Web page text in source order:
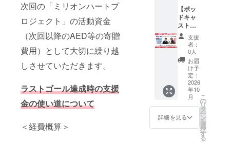
次回の「ミリオンハートプ
ロジェクト」の活動資金
（次回以降のAED等の寄贈
費用）として大切に繰り越
しさせていただきます。
ラストゴール達成時の支援
金の使い道について
＜経費概算＞
※細部デ
ザイン
は変更
になる
場合が
ござい
ます ※
梱包・
送料含
リント
ス
ター
0085−C
VT ご希
望のサ
イズを
備考欄
にご記
載くだ
さい
【アク
リル
ル
ダー】
トバッ
グ】 本
体サイ
ズ：
W360X
H370X
D110m
m 持手
サイ
ズ：
W25✕H
560m
【Tシャ
ツ】 サ
イズ：
なサイ
ズ感で
お届け
しま
す。 サ
イズ：
273✕41
0mm（
厚み：
25mm
）【直
筆サイ
ン入
り】 ※
印刷に
する
AED
ボック
スの側
面にお
名前を
記載致
します
・掲載
期間：
2026年
7月18日
から約8
年間掲
【ポッ
ドキャ
スト
「静岡
人大学
だもん
でキャ
ンパ
ス」出
演権を
ご提供
しま
す】 プ
ロジェ
クトの
思いな
支援
者：
0人
お届
け予
定：
2026
年10
月
詳細を見る
こ
の
リ
タ
ー
ン
を
選
択
す
る